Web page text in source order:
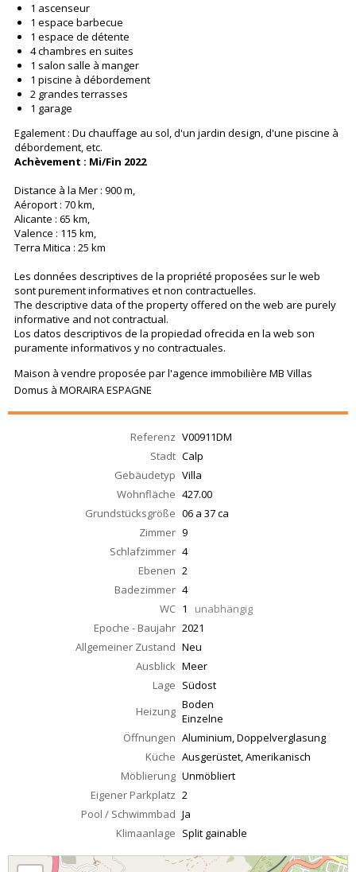
1 ascenseur
1 espace barbecue
1 espace de détente
4 chambres en suites
1 salon salle à manger
1 piscine à débordement
2 grandes terrasses
1 garage
Egalement : Du chauffage au sol, d'un jardin design, d'une piscine à
débordement, etc.
Achèvement : Mi/Fin 2022
Distance à la Mer : 900 m,
Aéroport : 70 km,
Alicante : 65 km,
Valence : 115 km,
Terra Mitica : 25 km
Les données descriptives de la propriété proposées sur le web
sont purement informatives et non contractuelles.
The descriptive data of the property offered on the web are purely
informative and not contractual.
Los datos descriptivos de la propiedad ofrecida en la web son
puramente informativos y no contractuales.
Maison à vendre proposée par l'agence immobilière MB Villas
Domus à MORAIRA ESPAGNE
Referenz V00911DM
Stadt Calp
Gebäudetyp Villa
Wohnfläche 427.00
Grundstücksgröße 06 a 37 ca
Zimmer 9
Schlafzimmer 4
Ebenen 2
Badezimmer 4
WC 1 unabhängig
Epoche - Baujahr 2021
Allgemeiner Zustand Neu
Ausblick Meer
Lage Südost
Heizung Boden
Einzelne
Öffnungen Aluminium, Doppelverglasung
Küche Ausgerüstet, Amerikanisch
Möblierung Unmöbliert
Eigener Parkplatz 2
Pool / Schwimmbad Ja
Klimaanlage Split gainable